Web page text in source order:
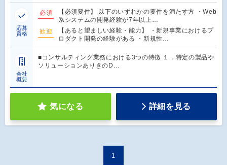
応募
資格
必須
【必須要件】 以下のいずれかの要件を満たす方 ・Web
系システムの開発経験が7年以上…
歓迎
【あると望ましい経験・能力】 ・新規事業におけるプ
ロダクト開発の経験がある ・新規性…
会社
概要
■コンサルティング業務における3つの特徴 １．特定の製品や
ソリューションありきのD…
気になる 詳細を見る
1